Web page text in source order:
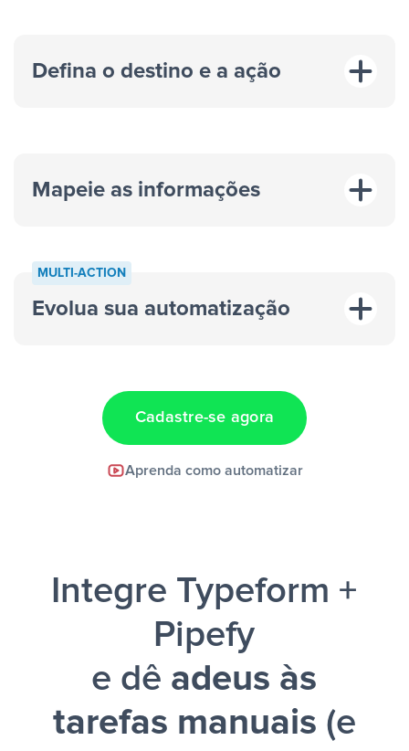
Defina o destino e a ação
“A cada resposta em um anúncio”
Mapeie as informações
MULTI-ACTION
Evolua sua automatização
Cadastre-se agora
Aprenda como automatizar
Integre Typeform +
Pipefy
e dê adeus às
tarefas manuais (e